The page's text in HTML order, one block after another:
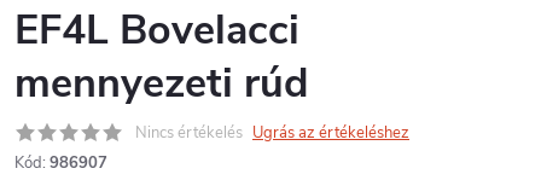
EF4L Bovelacci
mennyezeti rúd
Nincs értékelés Ugrás az értékeléshez
Kód: 986907